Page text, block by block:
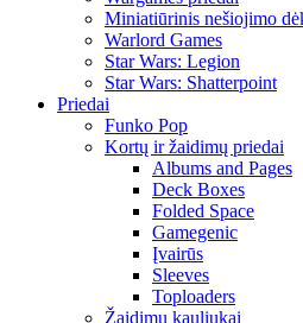
Miniatiūrinis nešiojimo
Warlord Games
Star Wars: Legion
Star Wars: Shatterpoint
Priedai
Funko Pop
Kortų ir žaidimų priedai
Albums and Pages
Deck Boxes
Folded Space
Gamegenic
Įvairūs
Sleeves
Toploaders
Žaidimų kauliukai